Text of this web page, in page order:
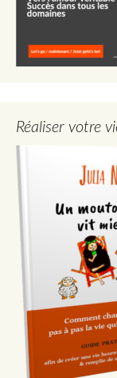
Réaliser votre